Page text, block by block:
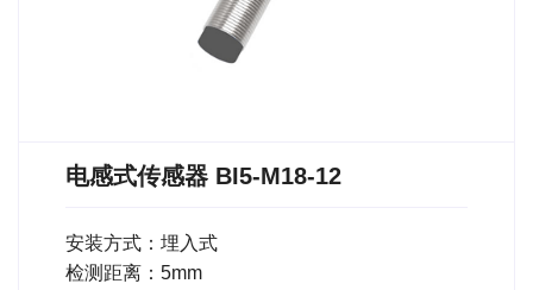
电感式传感器 BI5-M18-12
安装方式：埋入式
检测距离：5mm